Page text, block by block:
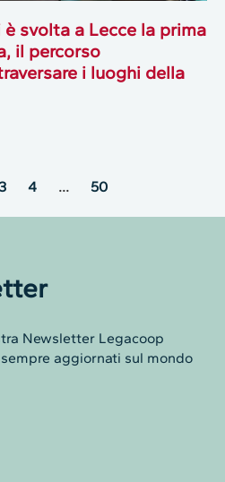
svolta a Lecce la prima
il percorso
i luoghi della
3 4 … 50
Newsletter Legacoop
aggiornati sul mondo